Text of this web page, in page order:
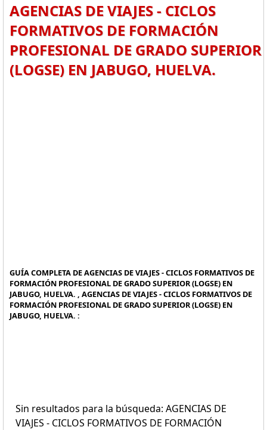
AGENCIAS DE VIAJES - CICLOS
FORMATIVOS DE FORMACIÓN
PROFESIONAL DE GRADO SUPERIOR
(LOGSE) EN JABUGO, HUELVA.
GUÍA COMPLETA DE AGENCIAS DE VIAJES - CICLOS FORMATIVOS DE
FORMACIÓN PROFESIONAL DE GRADO SUPERIOR (LOGSE) EN
JABUGO, HUELVA. , AGENCIAS DE VIAJES - CICLOS FORMATIVOS DE
FORMACIÓN PROFESIONAL DE GRADO SUPERIOR (LOGSE) EN
JABUGO, HUELVA. :
Sin resultados para la búsqueda: AGENCIAS DE
VIAJES - CICLOS FORMATIVOS DE FORMACIÓN